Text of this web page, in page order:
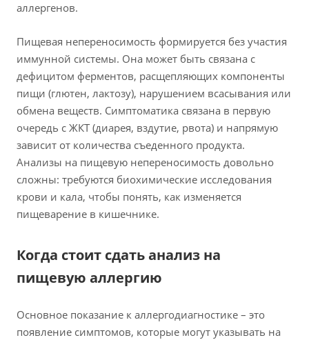
аллергенов.
Пищевая непереносимость формируется без участия
иммунной системы. Она может быть связана с
дефицитом ферментов, расщепляющих компоненты
пищи (глютен, лактозу), нарушением всасывания или
обмена веществ. Симптоматика связана в первую
очередь с ЖКТ (диарея, вздутие, рвота) и напрямую
зависит от количества съеденного продукта.
Анализы на пищевую непереносимость довольно
сложны: требуются биохимические исследования
крови и кала, чтобы понять, как изменяется
пищеварение в кишечнике.
Когда стоит сдать анализ на
пищевую аллергию
Основное показание к аллергодиагностике – это
появление симптомов, которые могут указывать на